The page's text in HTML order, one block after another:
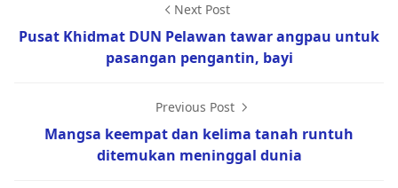
Next Post
Pusat Khidmat DUN Pelawan tawar angpau untuk
pasangan pengantin, bayi
Previous Post
Mangsa keempat dan kelima tanah runtuh
ditemukan meninggal dunia